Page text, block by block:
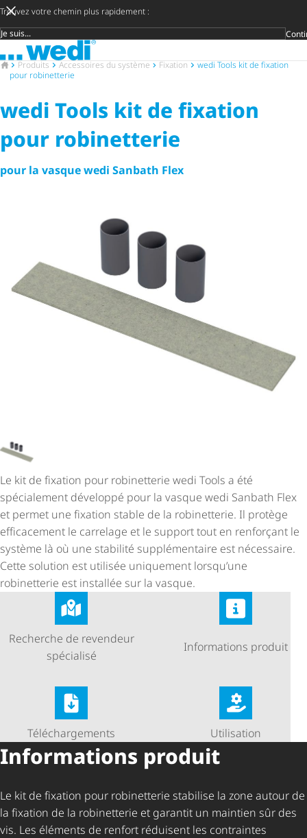
Trouvez votre chemin plus rapidement :
Groupe cible
Vers la page d'accueil
Décidez
Vers la page d'accueil
Produits Accessoires du système Fixation
wedi Tools kit de fixation
pour robinetterie
wedi Tools kit de fixation
pour robinetterie
pour la vasque wedi Sanbath Flex
Le kit de fixation pour robinetterie wedi Tools a été
spécialement développé pour la vasque wedi Sanbath Flex
et permet une fixation stable de la robinetterie. Il protège
efficacement le carrelage et le support tout en renforçant le
système là où une stabilité supplémentaire est nécessaire.
Cette solution est utilisée uniquement lorsqu’une
robinetterie est installée sur la vasque.
Recherche de revendeur
spécialisé
Informations produit
Télé­char­ge­ments Utilisation
Informations produit
Le kit de fixation pour robinetterie stabilise la zone autour de
la fixation de la robinetterie et garantit un maintien sûr des
vis. Les éléments de renfort réduisent les contraintes